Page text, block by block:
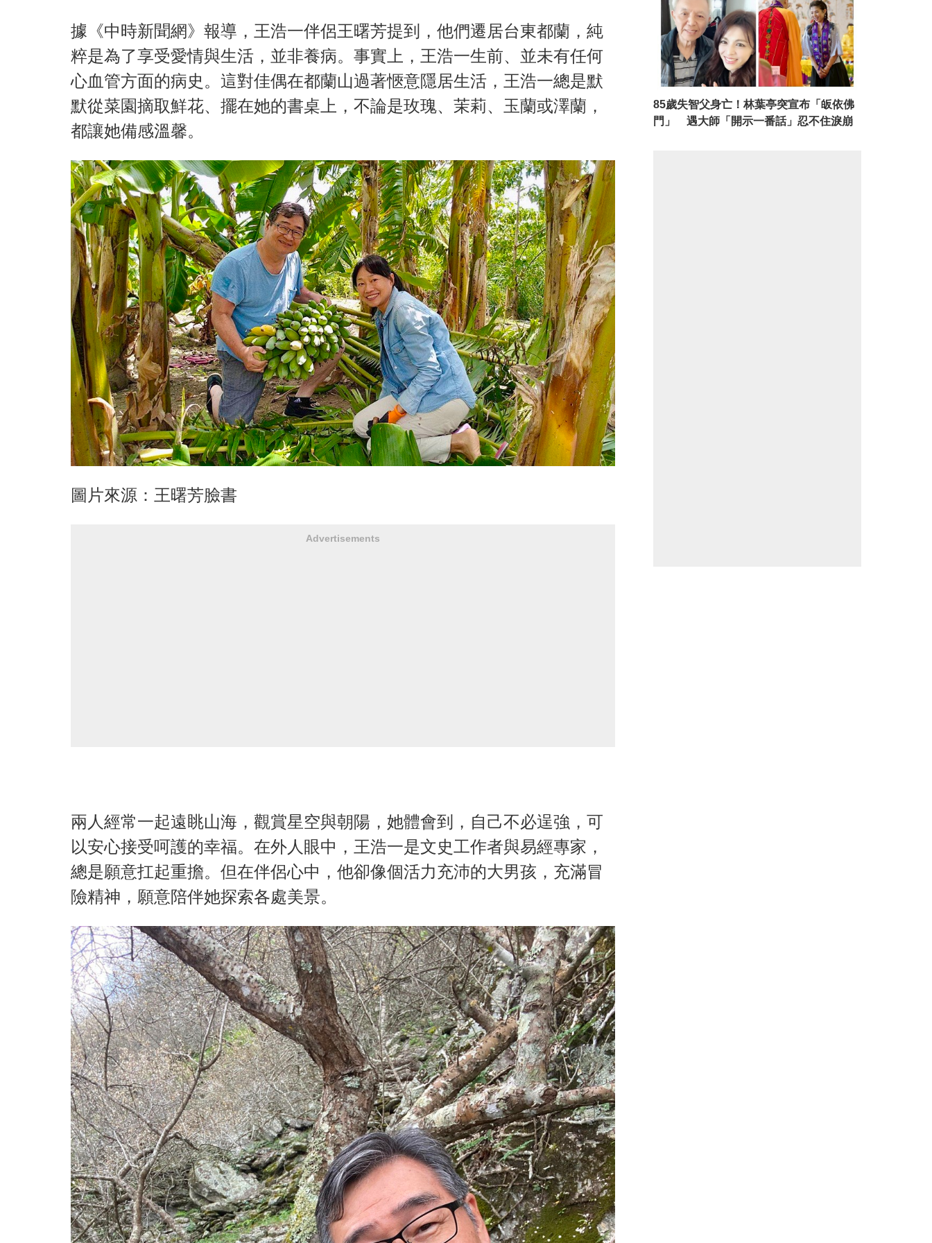
據《中時新聞網》報導，王浩一伴侶王曙芳提到，他們遷居台東都蘭，純
粹是為了享受愛情與生活，並非養病。事實上，王浩一生前、並未有任何
心血管方面的病史。這對佳偶在都蘭山過著愜意隱居生活，王浩一總是默
默從菜園摘取鮮花、擺在她的書桌上，不論是玫瑰、茉莉、玉蘭或澤蘭，
都讓她備感溫馨。
圖片來源：王曙芳臉書
Advertisements
兩人經常一起遠眺山海，觀賞星空與朝陽，她體會到，自己不必逞強，可
以安心接受呵護的幸福。在外人眼中，王浩一是文史工作者與易經專家，
總是願意扛起重擔。但在伴侶心中，他卻像個活力充沛的大男孩，充滿冒
險精神，願意陪伴她探索各處美景。
85歲失智父身亡！林葉亭突宣布「皈依佛
門」 遇大師「開示一番話」忍不住淚崩